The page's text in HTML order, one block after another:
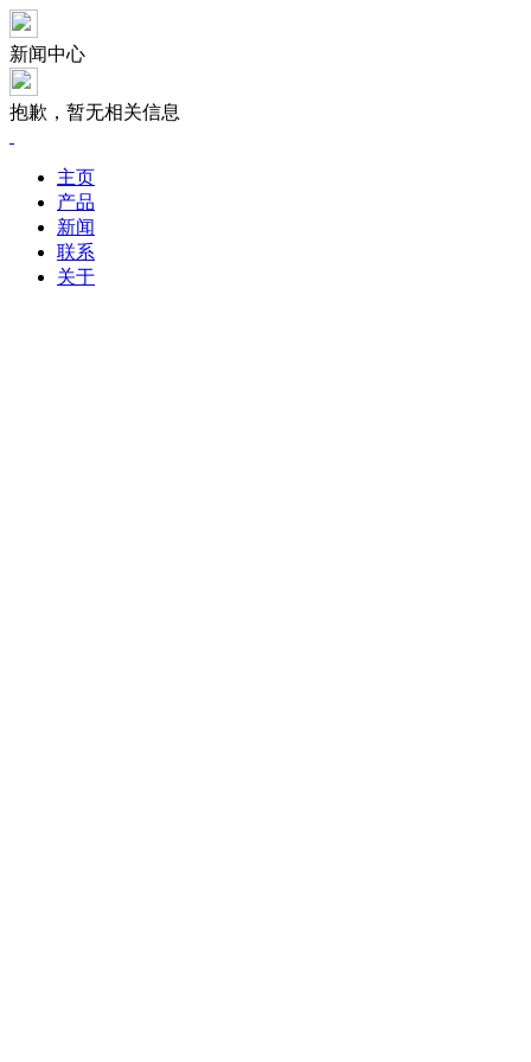
新闻中心
抱歉，暂无相关信息
主页
产品
新闻
联系
关于